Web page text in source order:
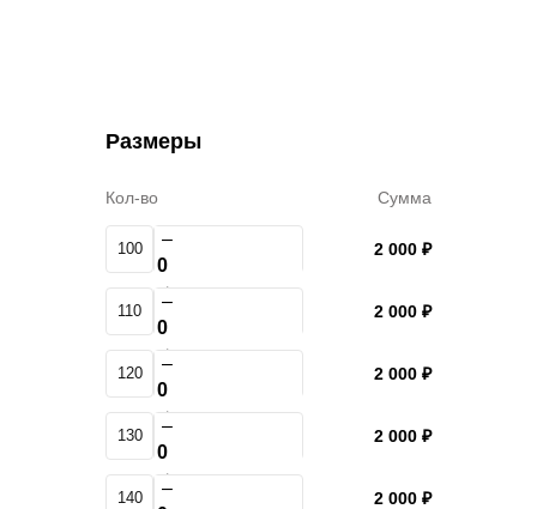
Размеры
Кол-во Сумма
100 –
+
2 000 ₽
110 –
+
2 000 ₽
120 –
+
2 000 ₽
130 –
+
2 000 ₽
140 – 2 000 ₽